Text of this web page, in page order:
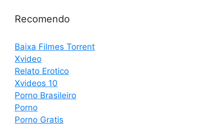
Recomendo
Baixa Filmes Torrent
Xvideo
Relato Erotico
Xvideos 10
Porno Brasileiro
Porno
Porno Gratis